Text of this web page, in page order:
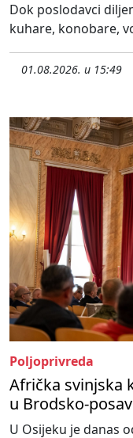
Dok poslodavci
kuhare, konobare,
01.08.2026. u 15:49
Poljoprivreda
Afrička svinjska
u Brodsko-
U Osijeku je danas